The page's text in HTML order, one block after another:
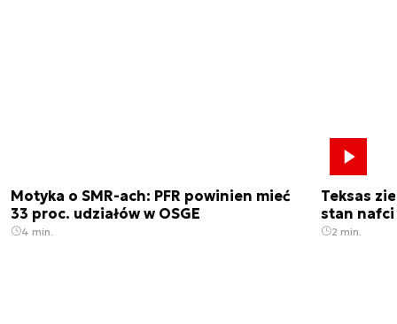
Motyka o SMR-ach: PFR powinien mieć
33 proc. udziałów w OSGE
4 min.
Teksas
stan
2 min.